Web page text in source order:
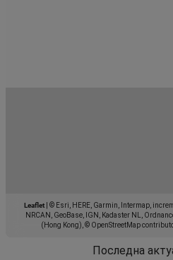
Leaflet
© Esri, HERE, Garmin, Intermap,
NRCAN, GeoBase, IGN, Kadaster NL,
(Hong Kong), © OpenStreetMap
Последна